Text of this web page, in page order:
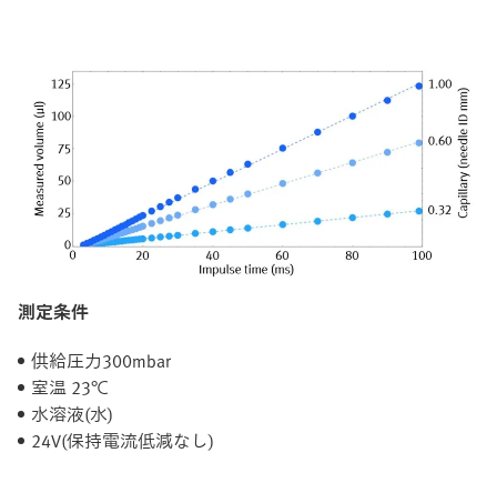
測定条件
供給圧力300mbar
室温 23℃
水溶液(水)
24V(保持電流低減なし)